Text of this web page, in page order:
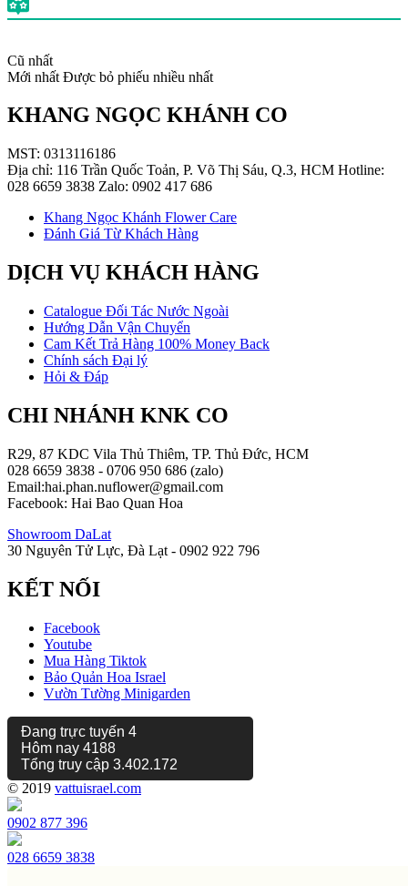
Cũ nhất
Mới nhất Được bỏ phiếu nhiều nhất
KHANG NGỌC KHÁNH CO
MST: 0313116186
Địa chỉ: 116 Trần Quốc Toản, P. Võ Thị Sáu, Q.3, HCM Hotline:
028 6659 3838 Zalo: 0902 417 686
Khang Ngọc Khánh Flower Care
Đánh Giá Từ Khách Hàng
DỊCH VỤ KHÁCH HÀNG
Catalogue Đối Tác Nước Ngoài
Hướng Dẫn Vận Chuyển
Cam Kết Trả Hàng 100% Money Back
Chính sách Đại lý
Hỏi & Đáp
CHI NHÁNH KNK CO
R29, 87 KDC Vila Thủ Thiêm, TP. Thủ Đức, HCM
028 6659 3838 - 0706 950 686 (zalo)
Email:hai.phan.nuflower@gmail.com
Facebook: Hai Bao Quan Hoa
Showroom DaLat
30 Nguyên Tử Lực, Đà Lạt - 0902 922 796
KẾT NỐI
Facebook
Youtube
Mua Hàng Tiktok
Bảo Quản Hoa Israel
Vườn Tường Minigarden
Đang trực tuyến 4
Hôm nay 4188
Tổng truy cập 3.402.172
© 2019 vattuisrael.com
0902 877 396
028 6659 3838